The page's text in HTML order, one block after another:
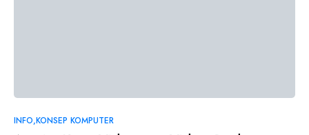
INFO KONSEP KOMPUTER